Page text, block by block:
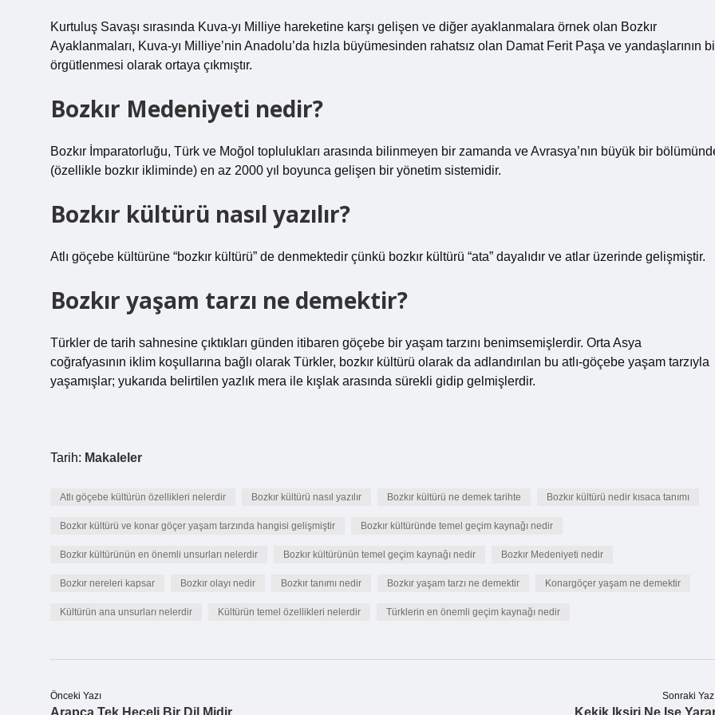
Kurtuluş Savaşı sırasında Kuva-yı Milliye hareketine karşı gelişen ve diğer ayaklanmalara örnek olan Bozkır
Ayaklanmaları, Kuva-yı Milliye’nin Anadolu’da hızla büyümesinden rahatsız olan Damat Ferit Paşa ve yandaşlarının
örgütlenmesi olarak ortaya çıkmıştır.
Bozkır Medeniyeti nedir?
Bozkır İmparatorluğu, Türk ve Moğol toplulukları arasında bilinmeyen bir zamanda ve Avrasya’nın büyük bir
(özellikle bozkır ikliminde) en az 2000 yıl boyunca gelişen bir yönetim sistemidir.
Bozkır kültürü nasıl yazılır?
Atlı göçebe kültürüne “bozkır kültürü” de denmektedir çünkü bozkır kültürü “ata” dayalıdır ve atlar üzerinde gelişmiştir.
Bozkır yaşam tarzı ne demektir?
Türkler de tarih sahnesine çıktıkları günden itibaren göçebe bir yaşam tarzını benimsemişlerdir. Orta Asya
coğrafyasının iklim koşullarına bağlı olarak Türkler, bozkır kültürü olarak da adlandırılan bu atlı-göçebe yaşam tarzıyla
yaşamışlar; yukarıda belirtilen yazlık mera ile kışlak arasında sürekli gidip gelmişlerdir.
Tarih: Makaleler
Atlı göçebe kültürün özellikleri nelerdir Bozkır kültürü nasıl yazılır Bozkır kültürü ne demek tarihte Bozkır kültürü nedir kısaca tanımı
Bozkır kültürü ve konar göçer yaşam tarzında hangisi gelişmiştir Bozkır kültüründe temel geçim kaynağı nedir
Bozkır kültürünün en önemli unsurları nelerdir Bozkır kültürünün temel geçim kaynağı nedir Bozkır Medeniyeti nedir
Bozkır nereleri kapsar Bozkır olayı nedir Bozkır tanımı nedir Bozkır yaşam tarzı ne demektir Konargöçer yaşam ne demektir
Kültürün ana unsurları nelerdir Kültürün temel özellikleri nelerdir Türklerin en önemli geçim kaynağı nedir
Önceki Yazı
Arapça Tek Heceli Bir Dil Midir
Sonraki
Kekik Iksiri Ne Işe